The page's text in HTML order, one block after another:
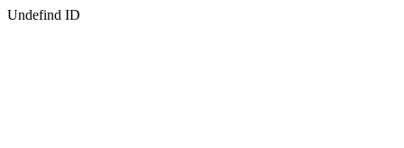
Undefind ID